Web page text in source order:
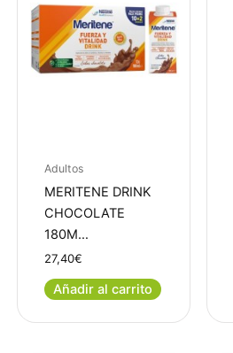
Adultos
MERITENE DRINK
CHOCOLATE
180M…
27,40€
Añadir al carrito